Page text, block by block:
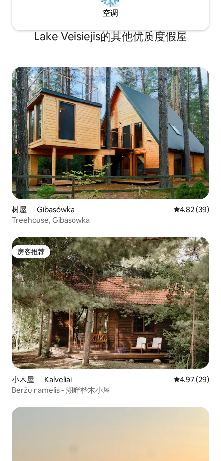
空调
Lake Veisiejis的其他优质度假屋
树屋 ｜ Gibasówka 平均评分
4.82 (39)
Treehouse, Gibasówka
房客推荐
房客推荐
小木屋 ｜ Kalveliai 平均评分
4.97 (29)
Beržų namelis - 湖畔桦木小屋